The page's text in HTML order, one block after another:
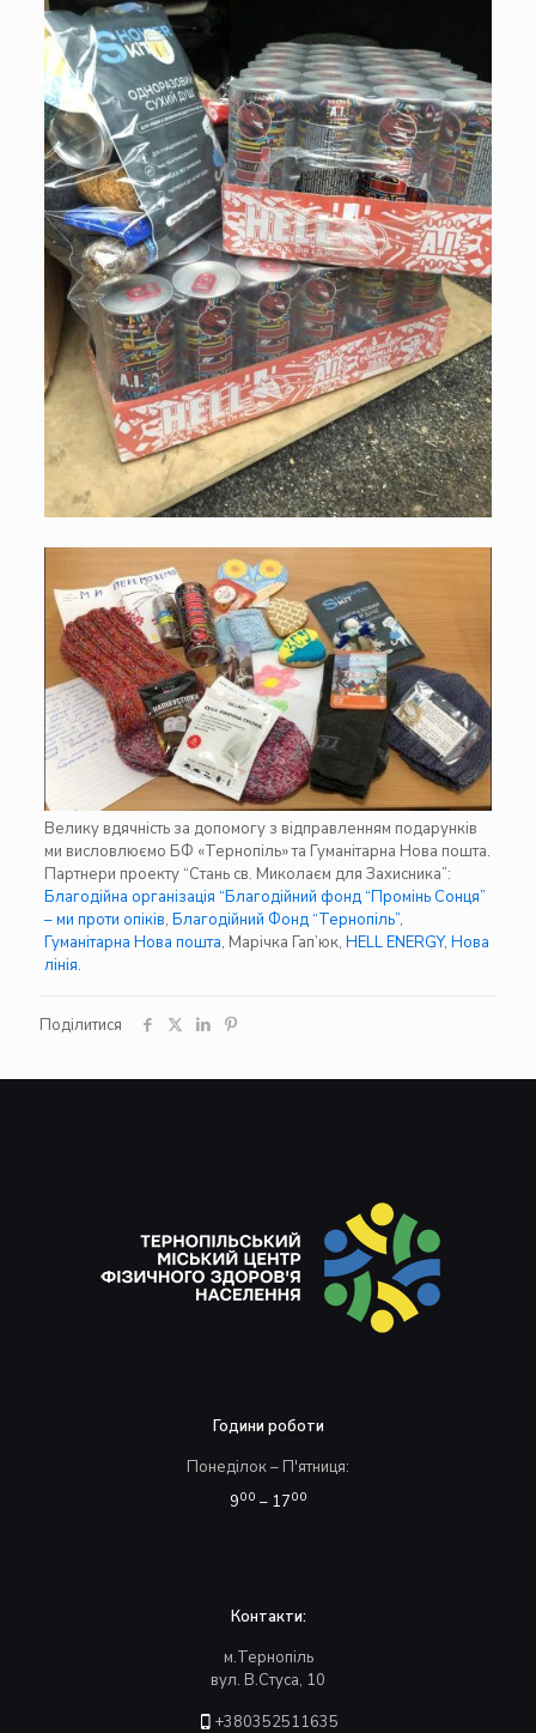
Велику вдячність за допомогу з відправленням подарунків
ми висловлюємо БФ «Тернопіль» та Гуманітарна Нова пошта.
Партнери проекту “Стань св. Миколаєм для Захисника”:
Благодійна організація “Благодійний фонд “Промінь Сонця”
– ми проти опіків, Благодійний Фонд “Тернопіль”,
Гуманітарна Нова пошта, Марічка Гап’юк, HELL ENERGY, Нова
лінія.
Поділитися
Години роботи
Понеділок – П'ятниця:
900 – 1700
Контакти:
м.Тернопіль
вул. В.Стуса, 10
+380352511635